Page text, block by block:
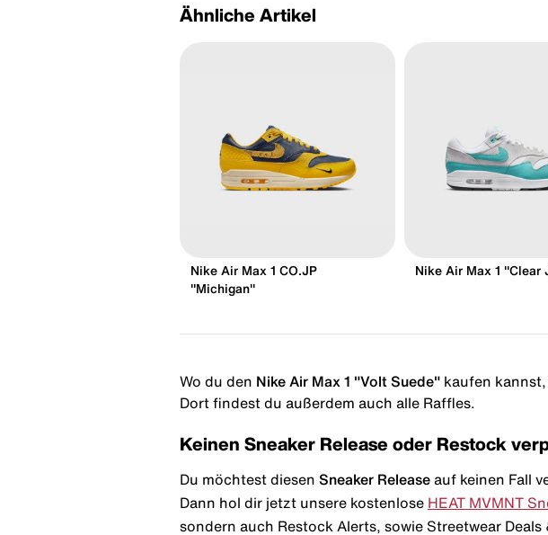
Ähnliche Artikel
Nike Air Max 1 CO.JP
"Michigan"
Nike Air Max 1 "Clear
Wo du den Nike Air Max 1 "Volt Suede" kaufen
Dort findest du außerdem auch alle Raffles.
Keinen Sneaker Release oder Restock
Du möchtest diesen Sneaker Release auf keinen Fall
Dann hol dir jetzt unsere kostenlose HEAT MVMNT
sondern auch Restock Alerts, sowie Streetwear